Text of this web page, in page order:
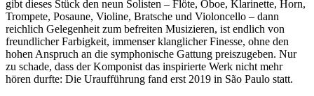
gibt dieses Stück den neun Solisten – Flöte, Oboe, Klarinette, Horn,
Trompete, Posaune, Violine, Bratsche und Violoncello – dann
reichlich Gelegenheit zum befreiten Musizieren, ist endlich von
freundlicher Farbigkeit, immenser klanglicher Finesse, ohne den
hohen Anspruch an die symphonische Gattung preiszugeben. Nur
zu schade, dass der Komponist das inspirierte Werk nicht mehr
hören durfte: Die Uraufführung fand erst 2019 in São Paulo statt.